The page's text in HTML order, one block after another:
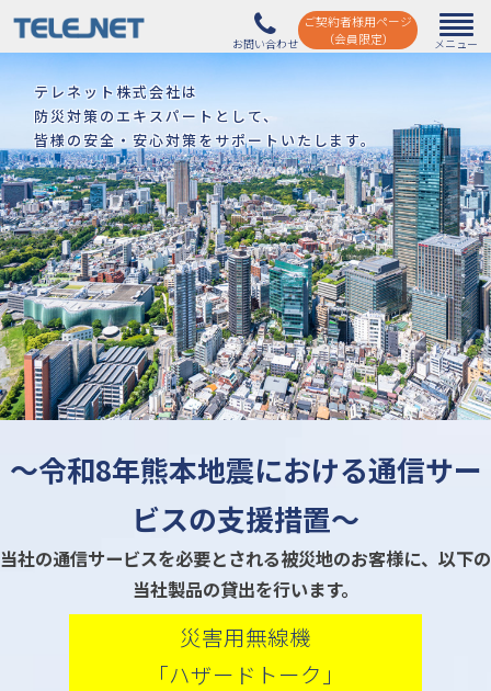
ご契約者様用ページ
（会員限定）
テレネット株式会社は
防災対策のエキスパートとして、
皆様の安全・安心対策をサポートいたします。
～令和8年熊本地震における通信サー
ビスの支援措置～
当社の通信サービスを必要とされる被災地のお客様に、 以下の
当社製品の貸出を行います。
災害用無線機
「ハザードトーク」